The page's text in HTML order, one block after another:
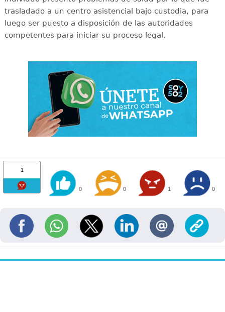
trasladado a un centro asistencial bajo custodia, para
luego ser puesto a disposición de las autoridades
competentes para iniciar su proceso legal.
1
0 0 1 0